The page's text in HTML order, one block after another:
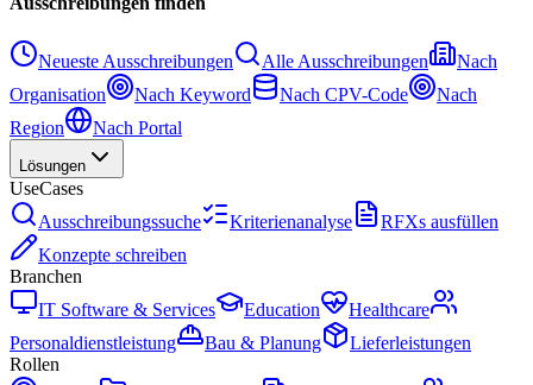
Neueste Ausschreibungen Alle Ausschreibungen
Nach
Organisation
Nach Keyword Nach CPV-Code
Nach
Region
Nach Portal
Lösungen
UseCases
Ausschreibungssuche
Kriterienanalyse
RFXs ausfüllen
Konzepte schreiben
Branchen
IT Software & Services
Education
Healthcare
Personaldienstleistung
Bau & Planung
Lieferleistungen
Rollen